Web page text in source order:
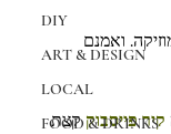
DIY
ART & DESIGN
LOCAL
FOOD & DRINKS
ואמנם
קיר פייסבוק קצת